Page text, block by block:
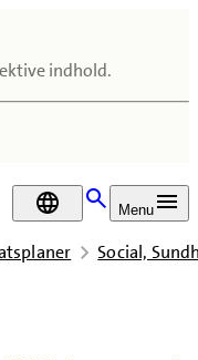
indhold.
DA
Menu
Social,